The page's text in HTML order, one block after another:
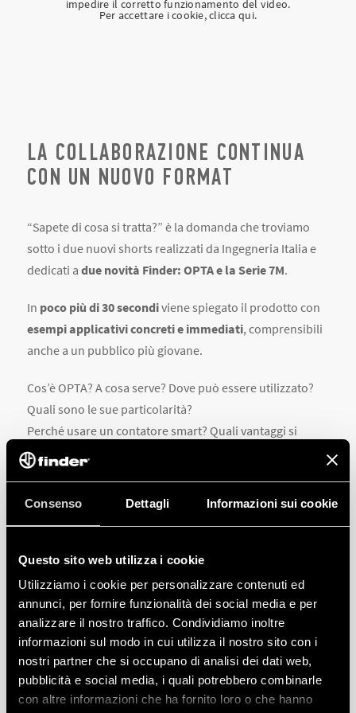
Consenso Dettagli Informazioni sui cookie
Questo sito web utilizza i cookie
Utilizziamo i cookie per personalizzare contenuti ed
annunci, per fornire funzionalità dei social media e per
analizzare il nostro traffico. Condividiamo inoltre
informazioni sul modo in cui utilizza il nostro sito con i
nostri partner che si occupano di analisi dei dati web,
pubblicità e social media, i quali potrebbero combinarle
con altre informazioni che ha fornito loro o che hanno
impedire il corretto funzionamento del video.
Per accettare i cookie, clicca qui.
LA COLLABORAZIONE CONTINUA
CON UN NUOVO FORMAT
“Sapete di cosa si tratta?” è la domanda che troviamo
sotto i due nuovi shorts realizzati da Ingegneria Italia e
dedicati a due novità Finder: OPTA e la Serie 7M.
In poco più di 30 secondiviene spiegato il prodotto con
esempi applicativi concreti e immediati, comprensibili
anche a un pubblico più giovane.
Cos’è OPTA? A cosa serve? Dove può essere utilizzato?
Quali sono le sue particolarità?
Perché usare un contatore smart? Quali vantaggi si
ottengono? Perché è importante fare diagnosi e
monitoraggio energetico?
Volete conoscere le risposte? Non perdetevi le brevi clip!
LINK YOUTUBE SHORT OPTA
LINK INSTAGRAM REEL SERIE 7M